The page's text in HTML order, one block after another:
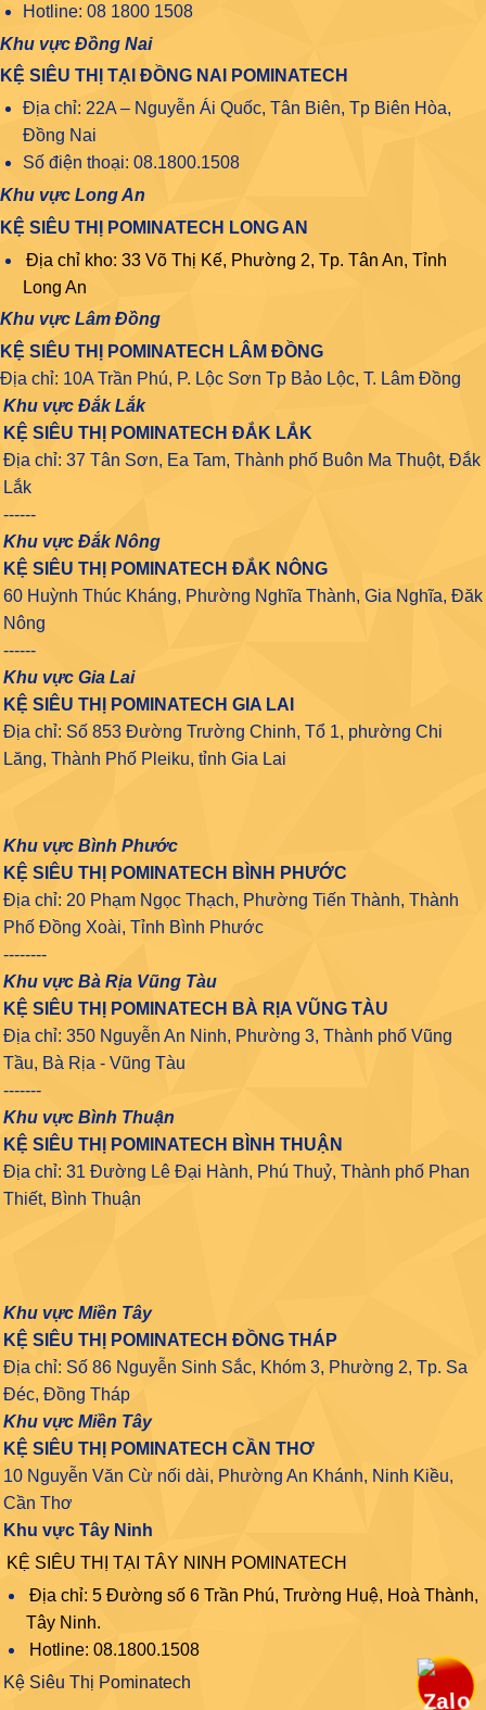
Hotline: 08 1800 1508
Khu vực Đồng Nai
KỆ SIÊU THỊ TẠI ĐỒNG NAI POMINATECH
Địa chỉ: 22A – Nguyễn Ái Quốc, Tân Biên, Tp Biên Hòa,
Đồng Nai
Số điện thoại: 08.1800.1508
Khu vực Long An
KỆ SIÊU THỊ POMINATECH LONG AN
Địa chỉ kho: 33 Võ Thị Kế, Phường 2, Tp. Tân An, Tỉnh
Long An
Khu vực Lâm Đồng
KỆ SIÊU THỊ POMINATECH LÂM ĐỒNG
Địa chỉ: 10A Trần Phú, P. Lộc Sơn Tp Bảo Lộc, T. Lâm Đồng
Khu vực Đắk Lắk
KỆ SIÊU THỊ POMINATECH ĐẮK LẮK
Địa chỉ: 37 Tân Sơn, Ea Tam, Thành phố Buôn Ma Thuột, Đắk
Lắk
------
Khu vực Đắk Nông
KỆ SIÊU THỊ POMINATECH ĐẮK NÔNG
60 Huỳnh Thúc Kháng, Phường Nghĩa Thành, Gia Nghĩa, Đăk
Nông
------
Khu vực Gia Lai
KỆ SIÊU THỊ POMINATECH GIA LAI
Địa chỉ: Số 853 Đường Trường Chinh, Tổ 1, phường Chi
Lăng, Thành Phố Pleiku, tỉnh Gia Lai
Khu vực Bình Phước
KỆ SIÊU THỊ POMINATECH BÌNH PHƯỚC
Địa chỉ: 20 Phạm Ngọc Thạch, Phường Tiến Thành, Thành
Phố Đồng Xoài, Tỉnh Bình Phước
--------
Khu vực Bà Rịa Vũng Tàu
KỆ SIÊU THỊ POMINATECH BÀ RỊA VŨNG TÀU
Địa chỉ: 350 Nguyễn An Ninh, Phường 3, Thành phố Vũng
Tầu, Bà Rịa - Vũng Tàu
-------
Khu vực Bình Thuận
KỆ SIÊU THỊ POMINATECH BÌNH THUẬN
Địa chỉ: 31 Đường Lê Đại Hành, Phú Thuỷ, Thành phố Phan
Thiết, Bình Thuận
Khu vực Miền Tây
KỆ SIÊU THỊ POMINATECH ĐỒNG THÁP
Địa chỉ: Số 86 Nguyễn Sinh Sắc, Khóm 3, Phường 2, Tp. Sa
Đéc, Đồng Tháp
Khu vực Miền Tây
KỆ SIÊU THỊ POMINATECH CẦN THƠ
10 Nguyễn Văn Cừ nối dài, Phường An Khánh, Ninh Kiều,
Cần Thơ
Khu vực Tây Ninh
KỆ SIÊU THỊ TẠI TÂY NINH POMINATECH
Địa chỉ: 5 Đường số 6 Trần Phú, Trường Huệ, Hoà Thành,
Tây Ninh.
Hotline: 08.1800.1508
Kệ Siêu Thị Pominatech